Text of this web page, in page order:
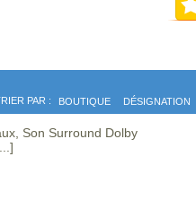
PAR : BOUTIQUE DÉSIGNATION
Son Surround Dolby